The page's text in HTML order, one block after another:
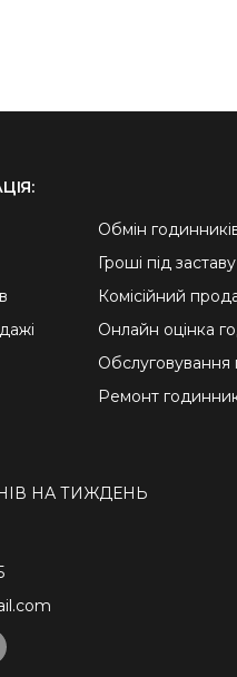
Обмін
Гроші під заставу
Комісійний
Онлайн оцінка
Обслуговування
Ремонт
НА ТИЖДЕНЬ